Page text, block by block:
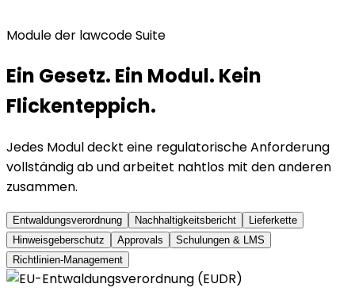
Module der lawcode Suite
Ein Gesetz. Ein Modul. Kein
Flickenteppich.
Jedes Modul deckt eine regulatorische Anforderung
vollständig ab und arbeitet nahtlos mit den anderen
zusammen.
Entwaldungsverordnung Nachhaltigkeitsbericht
Lieferkette
Hinweisgeberschutz
Approvals
Schulungen & LMS
Richtlinien-Management